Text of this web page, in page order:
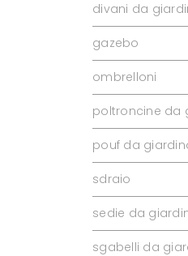
divani da
gazebo
ombrelloni
poltroncine da
pouf da
sdraio
sedie da
sgabelli da